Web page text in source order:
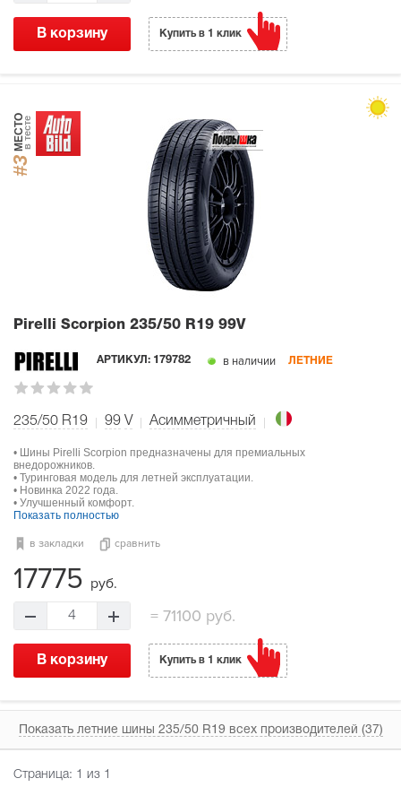
В корзину Купить в 1 клик
#3
МЕСТОв тесте
Pirelli Scorpion 235/50 R19 99V
АРТИКУЛ: 179782 в наличии ЛЕТНИЕ
235/50 R19 99 V Асимметричный
• Шины Pirelli Scorpion предназначены для премиальных
внедорожников.
• Туринговая модель для летней эксплуатации.
• Новинка 2022 года.
• Улучшенный комфорт.
Показать полностью
в закладки сравнить
17775 руб.
4 = 71100 руб.
В корзину Купить в 1 клик
Показать летние шины 235/50 R19 всех производителей (37)
Страница: 1 из 1